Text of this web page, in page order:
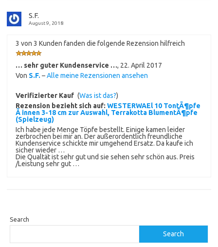
S.F.
August 9, 2018
3 von 3 Kunden fanden die folgende Rezension hilfreich
… sehr guter Kundenservice …, 22. April 2017
Von S.F. –Alle meine Rezensionen ansehen
Verifizierter Kauf (Was ist das?)
Rezension bezieht sich auf: WESTERWAEl 10 TontÃ¶pfe
Ã innen 3-18 cm zur Auswahl, Terrakotta BlumentÃ¶pfe
(Spielzeug)
Ich habe jede Menge Töpfe bestellt. Einige kamen leider
zerbrochen bei mir an. Der außerordentlich freundliche
Kundenservice schickte mir umgehend Ersatz. Da kaufe ich
sicher wieder …
Die Qualtät ist sehr gut und sie sehen sehr schön aus. Preis
/Leistung sehr gut …
Search
Search